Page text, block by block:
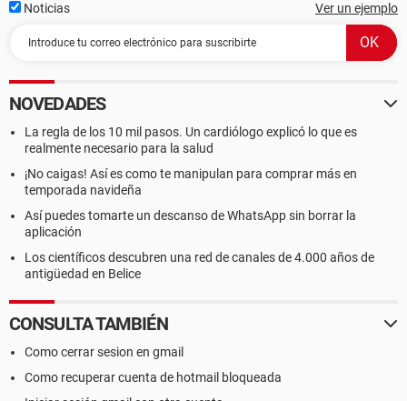
Noticias Ver un ejemplo
NOVEDADES
La regla de los 10 mil pasos. Un cardiólogo explicó lo que es
realmente necesario para la salud
¡No caigas! Así es como te manipulan para comprar más en
temporada navideña
Así puedes tomarte un descanso de WhatsApp sin borrar la
aplicación
Los científicos descubren una red de canales de 4.000 años de
antigüedad en Belice
CONSULTA TAMBIÉN
Como cerrar sesion en gmail
Como recuperar cuenta de hotmail bloqueada